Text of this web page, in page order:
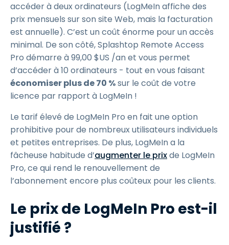
accéder à deux ordinateurs (LogMeIn affiche des
prix mensuels sur son site Web, mais la facturation
est annuelle). C’est un coût énorme pour un accès
minimal. De son côté, Splashtop Remote Access
Pro démarre à99,00 $US /an et vous permet
d’accéder à 10 ordinateurs - tout en vous faisant
économiser plus de 70 %sur le coût de votre
licence par rapport à LogMeIn !
Le tarif élevé de LogMeIn Pro en fait une option
prohibitive pour de nombreux utilisateurs individuels
et petites entreprises. De plus, LogMeIn a la
fâcheuse habitude d’augmenter le prixde LogMeIn
Pro, ce qui rend le renouvellement de
l’abonnement encore plus coûteux pour les clients.
Le prix de LogMeIn Pro est-il
justifié ?